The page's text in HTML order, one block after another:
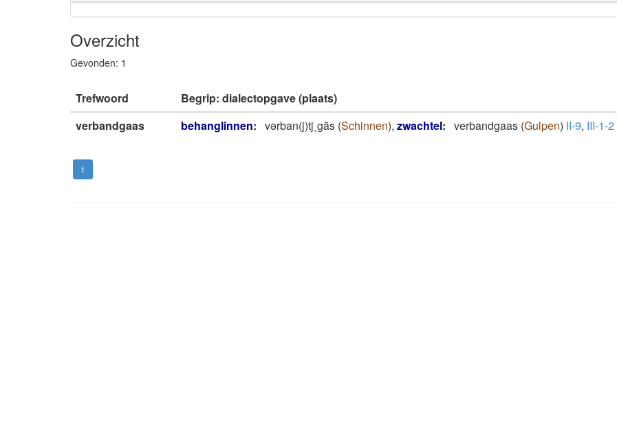
Overzicht
Gevonden: 1
Trefwoord Begrip: dialectopgave (plaats)
verbandgaas
behanglinnen: vǝrban(j)tj˲gās (Schinnen), zwachtel: verbandgaas (Gulpen) II-9, III-1-2
1